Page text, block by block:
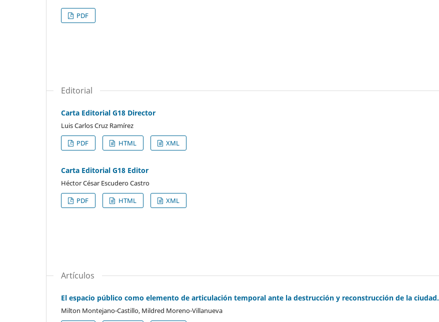
PDF
Editorial
Carta Editorial G18 Director
Luis Carlos Cruz Ramírez
PDF
HTML XML
Carta Editorial G18 Editor
Héctor César Escudero Castro
PDF
HTML XML
Artículos
El espacio público como elemento de articulación temporal ante la destrucción y reconstrucción de la ciudad.
Milton Montejano-Castillo, Mildred Moreno-Villanueva